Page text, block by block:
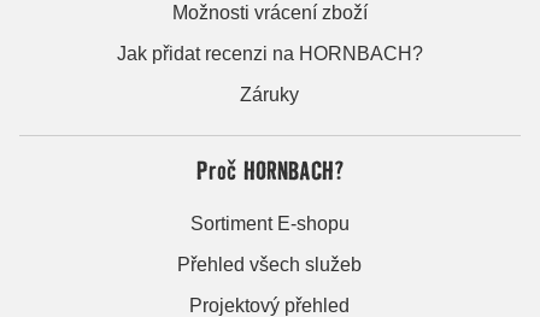
Možnosti vrácení zboží
Jak přidat recenzi na HORNBACH?
Záruky
Proč HORNBACH?
Sortiment E-shopu
Přehled všech služeb
Projektový přehled